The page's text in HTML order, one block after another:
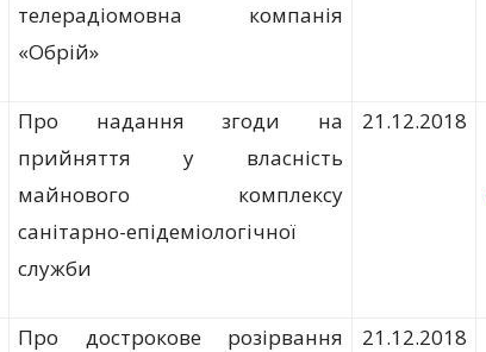
телерадіомовна компанія
«Обрій»
Про надання згоди на
прийняття у власність
майнового комплексу
санітарно-епідеміологічної
служби
21.12.2018
Про дострокове розірвання
21.12.2018